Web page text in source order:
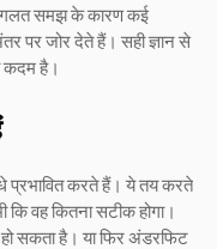
गलत समझ के कारण कई
पर जोर देते हैं। सही ज्ञान से
कदम है।
प्रभावित करते हैं। ये तय करते
वह कितना सटीक होगा।
हो सकता है। या फिर अंडरफिट